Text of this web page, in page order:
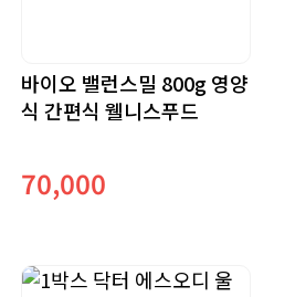
바이오 밸런스밀 800g 영양
식 간편식 웰니스푸드
70,000